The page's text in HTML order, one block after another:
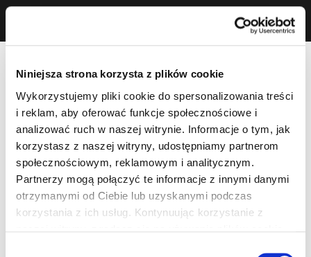
Niniejsza strona korzysta z plików cookie
Wykorzystujemy pliki cookie do spersonalizowania treści
i reklam, aby oferować funkcje społecznościowe i
analizować ruch w naszej witrynie. Informacje o tym, jak
korzystasz z naszej witryny, udostępniamy partnerom
społecznościowym, reklamowym i analitycznym.
Partnerzy mogą połączyć te informacje z innymi danymi
otrzymanymi od Ciebie lub uzyskanymi podczas
korzystania z ich usług. Kontynuując korzystanie z